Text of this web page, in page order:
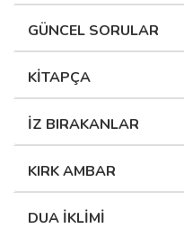
GÜNCEL SORULAR
KİTAPÇA
İZ BIRAKANLAR
KIRK AMBAR
DUA İKLİMİ